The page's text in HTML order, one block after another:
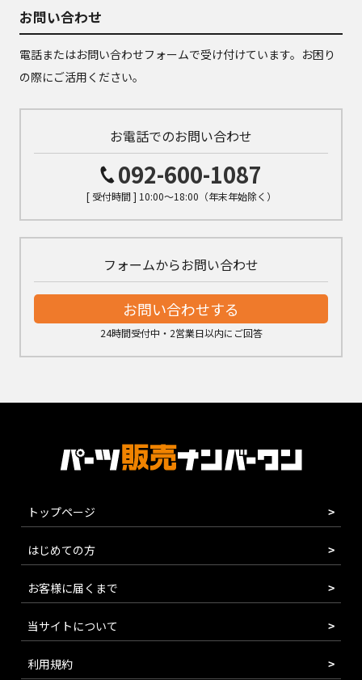
お問い合わせ
電話またはお問い合わせフォームで受け付けています。お困り
の際にご活用ください。
お電話でのお問い合わせ
092-600-1087
[ 受付時間 ] 10:00～18:00（年末年始除く）
フォームからお問い合わせ
お問い合わせする
24時間受付中・2営業日以内にご回答
トップページ
はじめての方
お客様に届くまで
当サイトについて
利用規約